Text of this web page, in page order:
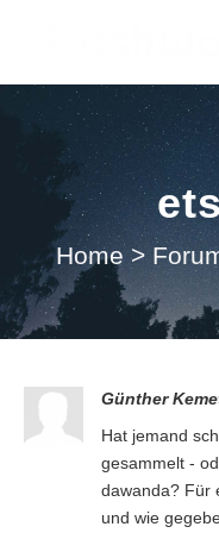
My tickets
Submit ticket
Login
Home >
Günther
Hat jemand
gesammelt -
dawanda? Für
und wie